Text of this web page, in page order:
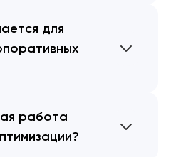
для
работа